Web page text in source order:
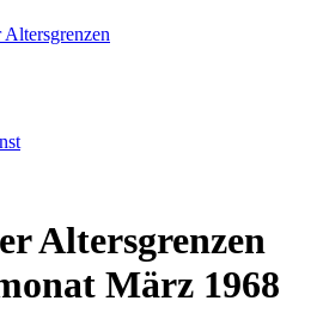
Altersgrenzen
März 1968